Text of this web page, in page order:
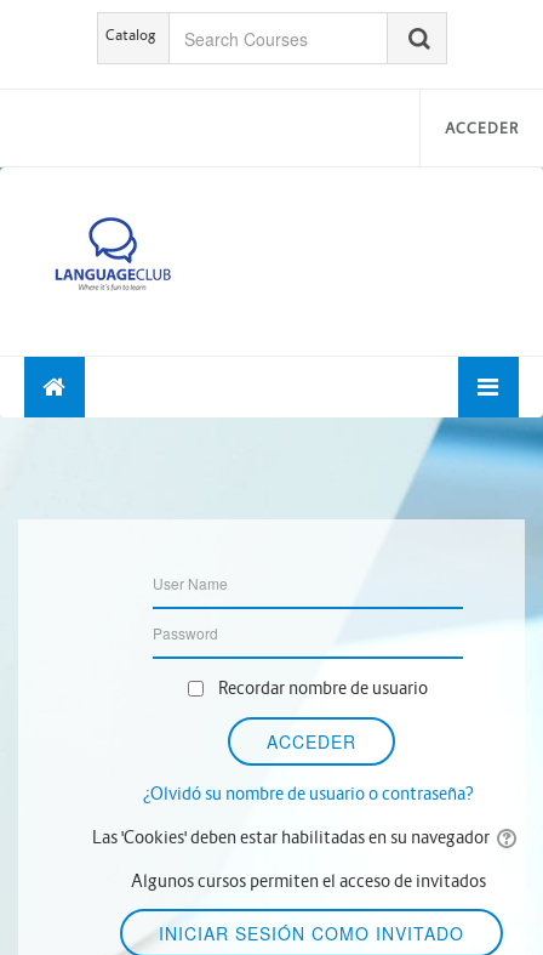
Catalog
ACCEDER
Recordar nombre de usuario
¿Olvidó su nombre de usuario o contraseña?
Las 'Cookies' deben estar habilitadas en su navegador
Algunos cursos permiten el acceso de invitados